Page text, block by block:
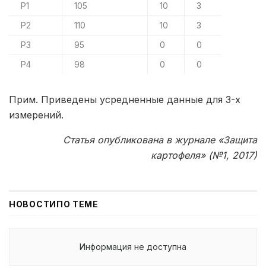
P1 105 10 3
P2 110 10 3
P3 95 0 0
P4 98 0 0
Прим. Приведены усредненные данные для 3-х
измерений.
Статья опубликована в журнале «Защита
картофеля» (№1, 2017)
НОВОСТИПО ТЕМЕ
Информация не доступна